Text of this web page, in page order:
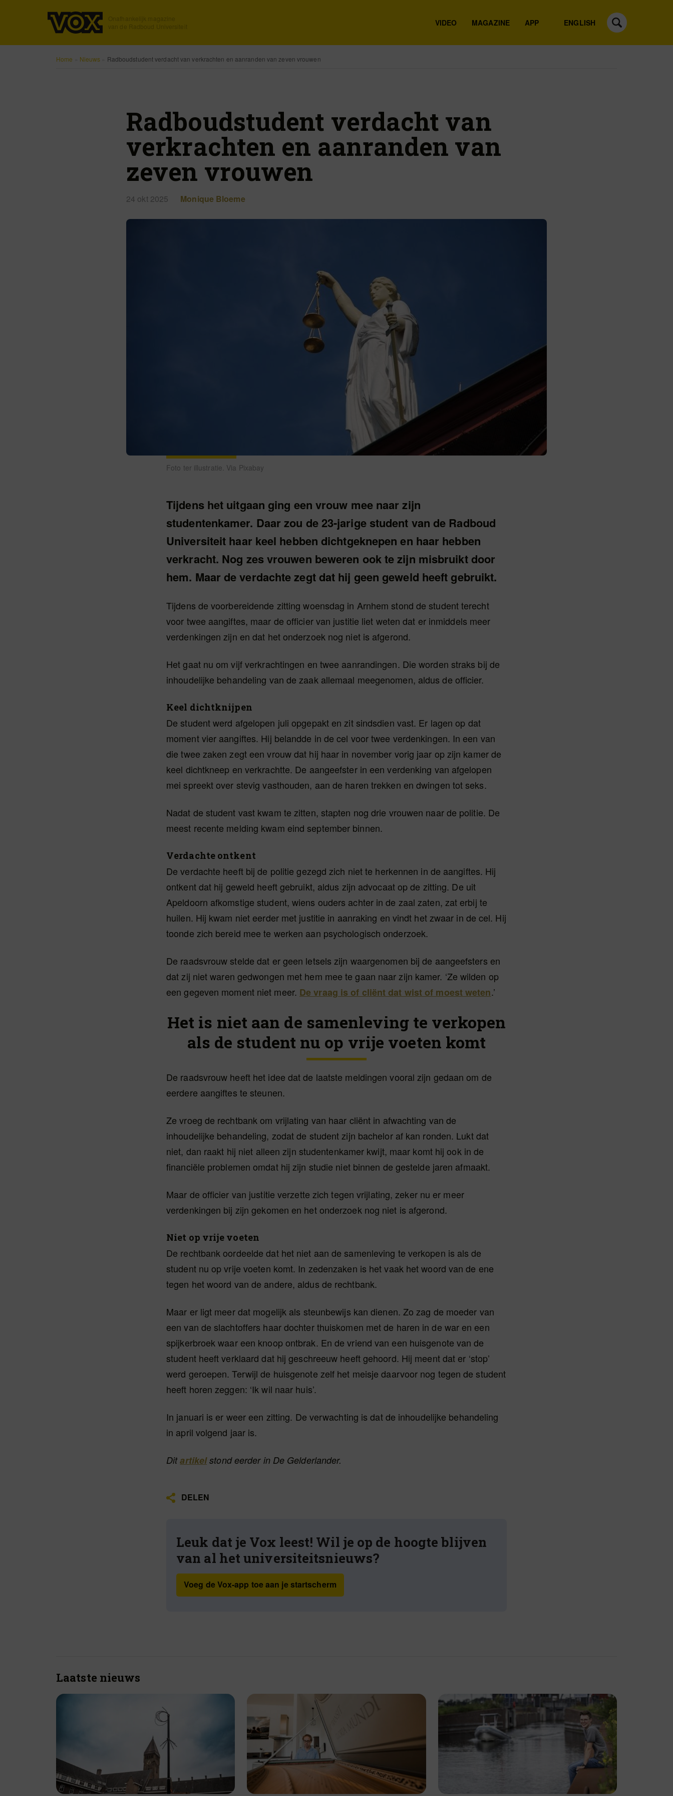
ENGLISH
VIDEO MAGAZINE APP
Home Nieuws Radboudstudent verdacht van verkrachten en aanranden van zeven vrouwen
Radboudstudent verdacht van
verkrachten en aanranden van
zeven vrouwen
24 okt 2025 Monique Bloeme
Foto ter illustratie. Via Pixabay
Tijdens het uitgaan ging een vrouw mee naar zijn
studentenkamer. Daar zou de 23-jarige student van de Radboud
Universiteit haar keel hebben dichtgeknepen en haar hebben
verkracht. Nog zes vrouwen beweren ook te zijn misbruikt door
hem. Maar de verdachte zegt dat hij geen geweld heeft gebruikt.
Tijdens de voorbereidende zitting woensdag in Arnhem stond de student terecht
voor twee aangiftes, maar de officier van justitie liet weten dat er inmiddels meer
verdenkingen zijn en dat het onderzoek nog niet is afgerond.
Het gaat nu om vijf verkrachtingen en twee aanrandingen. Die worden straks bij de
inhoudelijke behandeling van de zaak allemaal meegenomen, aldus de officier.
Keel dichtknijpen
De student werd afgelopen juli opgepakt en zit sindsdien vast. Er lagen op dat
moment vier aangiftes. Hij belandde in de cel voor twee verdenkingen. In een van
die twee zaken zegt een vrouw dat hij haar in november vorig jaar op zijn kamer de
keel dichtkneep en verkrachtte. De aangeefster in een verdenking van afgelopen
mei spreekt over stevig vasthouden, aan de haren trekken en dwingen tot seks.
Nadat de student vast kwam te zitten, stapten nog drie vrouwen naar de politie. De
meest recente melding kwam eind september binnen.
Verdachte ontkent
De verdachte heeft bij de politie gezegd zich niet te herkennen in de aangiftes. Hij
ontkent dat hij geweld heeft gebruikt, aldus zijn advocaat op de zitting. De uit
Apeldoorn afkomstige student, wiens ouders achter in de zaal zaten, zat erbij te
huilen. Hij kwam niet eerder met justitie in aanraking en vindt het zwaar in de cel. Hij
toonde zich bereid mee te werken aan psychologisch onderzoek.
De raadsvrouw stelde dat er geen letsels zijn waargenomen bij de aangeefsters en
dat zij niet waren gedwongen met hem mee te gaan naar zijn kamer. ‘Ze wilden op
een gegeven moment niet meer. De vraag is of cliënt dat wist of moest weten.’
Het is niet aan de samenleving te verkopen
als de student nu op vrije voeten komt
De raadsvrouw heeft het idee dat de laatste meldingen vooral zijn gedaan om de
eerdere aangiftes te steunen.
Ze vroeg de rechtbank om vrijlating van haar cliënt in afwachting van de
inhoudelijke behandeling, zodat de student zijn bachelor af kan ronden. Lukt dat
niet, dan raakt hij niet alleen zijn studentenkamer kwijt, maar komt hij ook in de
financiële problemen omdat hij zijn studie niet binnen de gestelde jaren afmaakt.
Maar de officier van justitie verzette zich tegen vrijlating, zeker nu er meer
verdenkingen bij zijn gekomen en het onderzoek nog niet is afgerond.
Niet op vrije voeten
De rechtbank oordeelde dat het niet aan de samenleving te verkopen is als de
student nu op vrije voeten komt. In zedenzaken is het vaak het woord van de ene
tegen het woord van de andere, aldus de rechtbank.
Maar er ligt meer dat mogelijk als steunbewijs kan dienen. Zo zag de moeder van
een van de slachtoffers haar dochter thuiskomen met de haren in de war en een
spijkerbroek waar een knoop ontbrak. En de vriend van een huisgenote van de
student heeft verklaard dat hij geschreeuw heeft gehoord. Hij meent dat er ‘stop’
werd geroepen. Terwijl de huisgenote zelf het meisje daarvoor nog tegen de student
heeft horen zeggen: ‘Ik wil naar huis’.
In januari is er weer een zitting. De verwachting is dat de inhoudelijke behandeling
in april volgend jaar is.
Ditartikelstond eerder in De Gelderlander.
DELEN
Leuk dat je Vox leest! Wil je op de hoogte blijven
van al het universiteitsnieuws?
Voeg de Vox-app toe aan je startscherm
Laatste nieuws